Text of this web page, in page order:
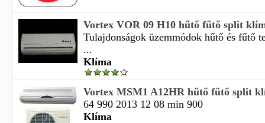
Vortex VOR 09 H10 hűtő fűtő split
Tulajdonságok üzemmódok hűtő és fűtő
...
Klíma
Vortex MSM1 A12HR hűtő fűtő split
64 990 2013 12 08 min 900
Klíma